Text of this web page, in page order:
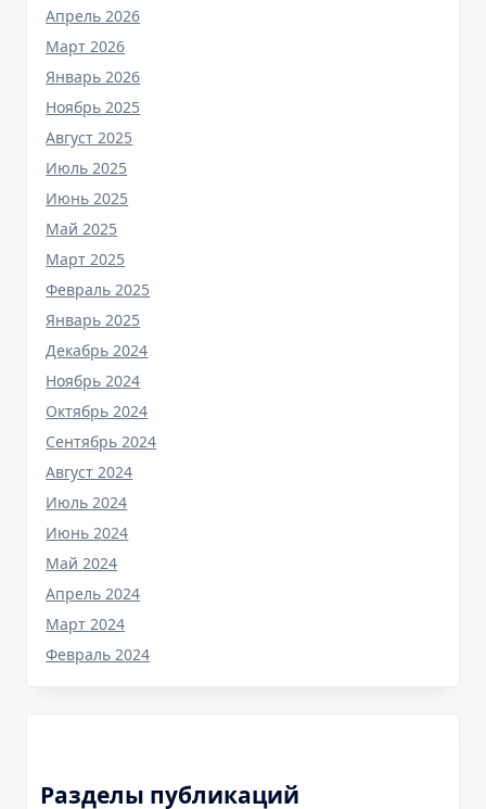
Апрель 2026
Март 2026
Январь 2026
Ноябрь 2025
Август 2025
Июль 2025
Июнь 2025
Май 2025
Март 2025
Февраль 2025
Январь 2025
Декабрь 2024
Ноябрь 2024
Октябрь 2024
Сентябрь 2024
Август 2024
Июль 2024
Июнь 2024
Май 2024
Апрель 2024
Март 2024
Февраль 2024
Разделы публикаций